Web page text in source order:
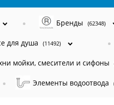
Бренды (62348)
для душа (11492)
мойки, смесители и сифоны
Элементы водоотвода